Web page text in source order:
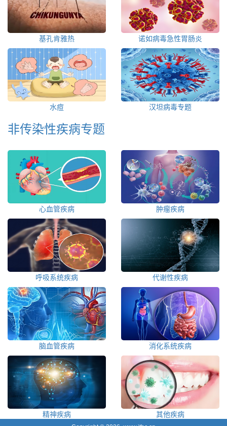
基孔肯雅热 诺如病毒急性胃肠炎
水痘 汉坦病毒专题
非传染性疾病专题
心血管疾病 肿瘤疾病
呼吸系统疾病 代谢性疾病
脑血管疾病 消化系统疾病
精神疾病 其他疾病